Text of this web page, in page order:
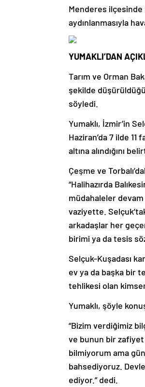
Menderes ilçesinde
aydınlanmasıyla
YUMAKLI’DAN
Tarım ve Orman
şekilde
söyledi.
Yumaklı, İzmir’in
Haziran’da 7 ilde
altına alındığını
Çeşme ve
“Halihazırda
müdahaleler
vaziyette.
arkadaşlar her
birimi ya da tesis
Selçuk-Kuşadası
ev ya da başka bir
tehlikesi olan
Yumaklı, şöyle
“Bizim verdiğimiz
ve bunun bir zafiyet
bilmiyorum ama
bahsediyoruz.
ediyor.” dedi.